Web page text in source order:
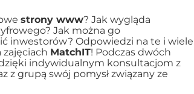
strony www? Jak wygląda
Jak można go
inwestorów? Odpowiedzi na te i wiele
MatchIT! Podczas dwóch
indywidualnym konsultacjom z
z grupą swój pomysł związany ze